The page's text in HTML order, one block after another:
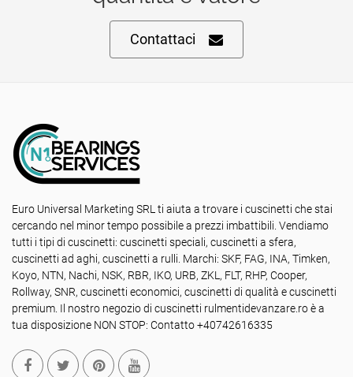
Contattaci
Euro Universal Marketing SRL ti aiuta a trovare i cuscinetti che stai
cercando nel minor tempo possibile a prezzi imbattibili. Vendiamo
tutti i tipi di cuscinetti: cuscinetti speciali, cuscinetti a sfera,
cuscinetti ad aghi, cuscinetti a rulli. Marchi: SKF, FAG, INA, Timken,
Koyo, NTN, Nachi, NSK, RBR, IKO, URB, ZKL, FLT, RHP, Cooper,
Rollway, SNR, cuscinetti economici, cuscinetti di qualità e cuscinetti
premium. Il nostro negozio di cuscinetti rulmentidevanzare.ro è a
tua disposizione NON STOP: Contatto +40742616335